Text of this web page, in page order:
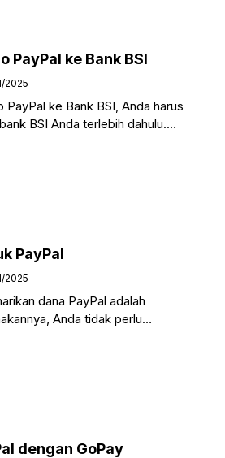
PayPal ke Bank BSI
2025
ke Bank BSI, Anda harus
BSI Anda terlebih dahulu.
PayPal
2025
dana PayPal adalah
Anda tidak perlu
dengan GoPay